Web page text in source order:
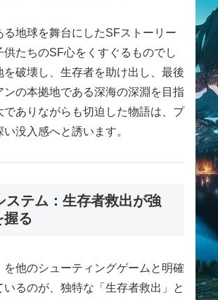
る地球を舞台にしたSFストーリー
供たちのSF心をくすぐるものでし
を破壊し、生存者を助け出し、最後
ンの本拠地である深海の深淵を目指
でありながらも切迫した物語は、プ
没入感へと誘います。
ステム：生存者救出が強
握る
を他のシューティングゲームと明確
いるのが、独特な「生存者救出」と